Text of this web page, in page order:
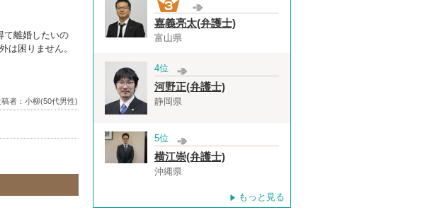
て離婚したいの
は困りません。
者：小柳(50代男性)
嘉義亮太(弁護士)
富山県
4位
河野正(弁護士)
静岡県
5位
横江崇(弁護士)
沖縄県
もっと見る